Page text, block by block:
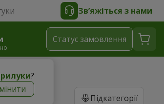
Зв’яжіться з нами
?
Статус замовлення
Підкатегорії